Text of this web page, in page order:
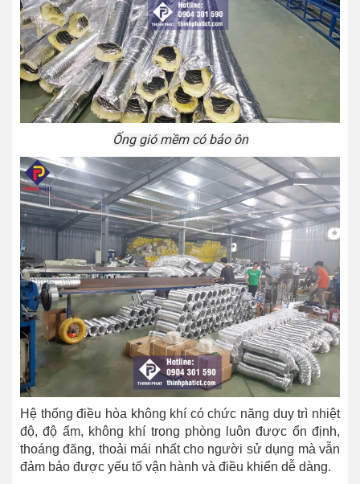
Ống gió mềm có bảo ôn
Hệ thống điều hòa không khí có chức năng duy trì nhiệt
độ, độ ẩm, không khí trong phòng luôn được ổn định,
thoáng đãng, thoải mái nhất cho người sử dụng mà vẫn
đảm bảo được yếu tố vận hành và điều khiển dễ dàng.